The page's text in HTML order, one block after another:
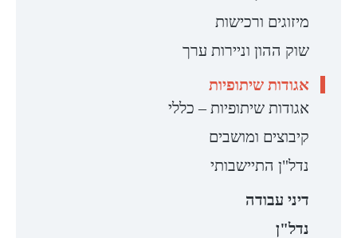
מיזוגים ורכישות
שוק ההון וניירות ערך
אגודות שיתופיות
אגודות שיתופיות – כללי
קיבוצים ומושבים
נדל"ן התיישבותי
דיני עבודה
נדל"ן